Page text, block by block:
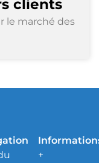
clients
le marché des
+